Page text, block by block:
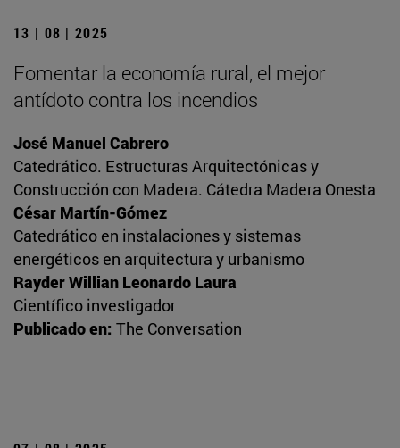
13 | 08 | 2025
Fomentar la economía rural, el mejor
antídoto contra los incendios
José Manuel Cabrero
Catedrático. Estructuras Arquitectónicas y
Construcción con Madera. Cátedra Madera Onesta
César Martín-Gómez
Catedrático en instalaciones y sistemas
energéticos en arquitectura y urbanismo
Rayder Willian Leonardo Laura
Científico investigador
Publicado en: The Conversation